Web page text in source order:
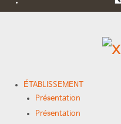
ÉTABLISSEMENT
Présentation
Présentation